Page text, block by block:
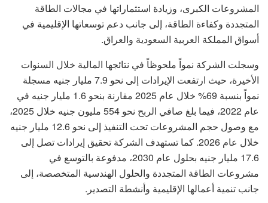
المشروعات الكبرى، وزيادة استثماراتها في مجالات الطاقة
المتجددة وكفاءة الطاقة، إلى جانب دعم توسعاتها الإقليمية في
أسواق المملكة العربية السعودية والعراق.
وسجلت الشركة نمواً ملحوظاً في نتائجها المالية خلال السنوات
الأخيرة، حيث ارتفعت الإيرادات إلى نحو 7.9 مليار جنيه مسجلة
نمواً بنسبة 69% خلال عام 2025 مقارنة بنحو 1.6 مليار جنيه في
عام 2022، فيما بلغ صافي الربح نحو 554 مليون جنيه خلال 2025،
مع وصول حجم المشروعات تحت التنفيذ إلى نحو 12.6 مليار جنيه
خلال عام 2026. كما تستهدف الشركة تحقيق إيرادات تصل إلى
17.6 مليار جنيه بحلول عام 2030، مدفوعة بالتوسع في
مشروعات الطاقة المتجددة والحلول الهندسية المتخصصة، إلى
جانب تنمية أعمالها الإقليمية وأنشطة التصدير.